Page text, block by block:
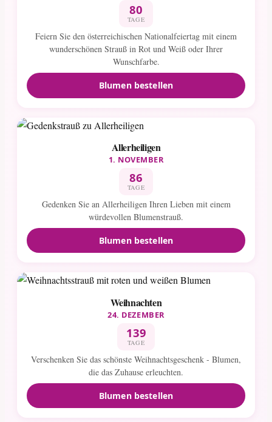
80
TAGE
Feiern Sie den österreichischen Nationalfeiertag mit einem
wunderschönen Strauß in Rot und Weiß oder Ihrer
Wunschfarbe.
Blumen bestellen
Allerheiligen
1. NOVEMBER
86
TAGE
Gedenken Sie an Allerheiligen Ihren Lieben mit einem
würdevollen Blumenstrauß.
Blumen bestellen
Weihnachten
24. DEZEMBER
139
TAGE
Verschenken Sie das schönste Weihnachtsgeschenk - Blumen,
die das Zuhause erleuchten.
Blumen bestellen